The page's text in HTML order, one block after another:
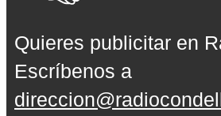
Quieres publicitar en
Escríbenos a